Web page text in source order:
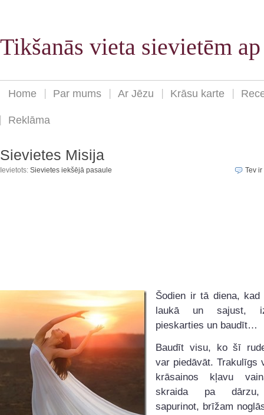
Tikšanās vieta sievietēm
Home Par mums Ar Jēzu Krāsu karte
Reklāma
Sievietes Misija
Ievietots: Sievietes iekšējā pasaule Tev ir
Šodien ir tā diena, kad
laukā un sajust,
pieskarties un baudīt…
Baudīt visu, ko šī
var piedāvāt. Trakulīgs
krāsainos kļavu
skraida pa
sapurinot, brīžam